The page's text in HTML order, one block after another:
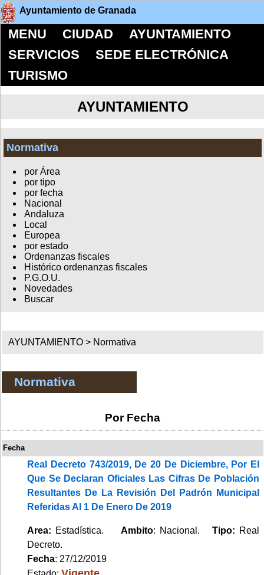
Ayuntamiento de Granada
MENU CIUDAD
AYUNTAMIENTO
SERVICIOS
SEDE ELECTRÓNICA
TURISMO
AYUNTAMIENTO
Normativa
por Área
por tipo
por fecha
Nacional
Andaluza
Local
Europea
por estado
Ordenanzas fiscales
Histórico ordenanzas fiscales
P.G.O.U.
Novedades
Buscar
AYUNTAMIENTO > Normativa
Normativa
Por Fecha
Fecha
Real Decreto 743/2019, De 20 De Diciembre, Por El
Que Se Declaran Oficiales Las Cifras De Población
Resultantes De La Revisión Del Padrón Municipal
Referidas Al 1 De Enero De 2019
Area: Estadística. Ambito: Nacional. Tipo: Real
Decreto.
Fecha: 27/12/2019